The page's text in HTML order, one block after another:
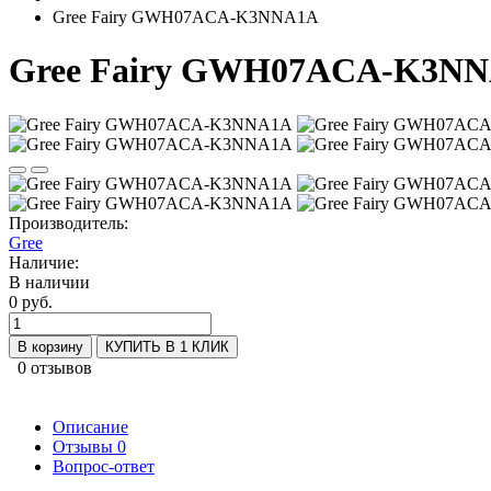
Gree Fairy GWH07ACA-K3NNA1A
Gree Fairy GWH07ACA-
Производитель:
Gree
Наличие:
В наличии
0 руб.
В корзину КУПИТЬ В 1 КЛИК
0 отзывов
Описание
Отзывы 0
Вопрос-ответ